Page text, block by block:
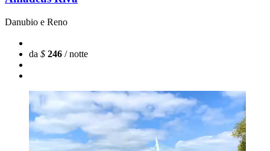
Danubio e Reno
da $ 246 / notte